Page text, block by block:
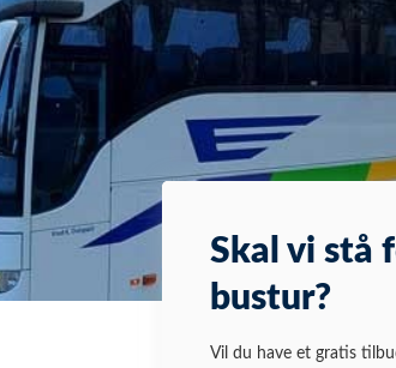
Skal vi stå
bustur?
Vil du have et gratis